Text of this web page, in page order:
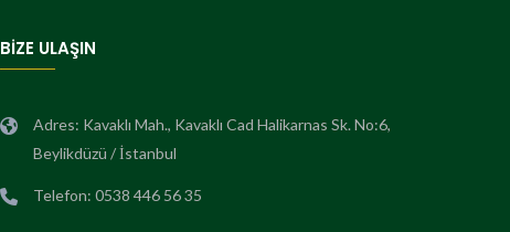
BİZE ULAŞIN
Adres: Kavaklı Mah., Kavaklı Cad Halikarnas Sk. No:6,
Beylikdüzü / İstanbul
Telefon: 0538 446 56 35